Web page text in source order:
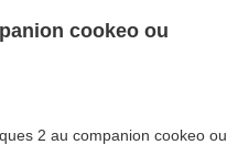
cookeo ou